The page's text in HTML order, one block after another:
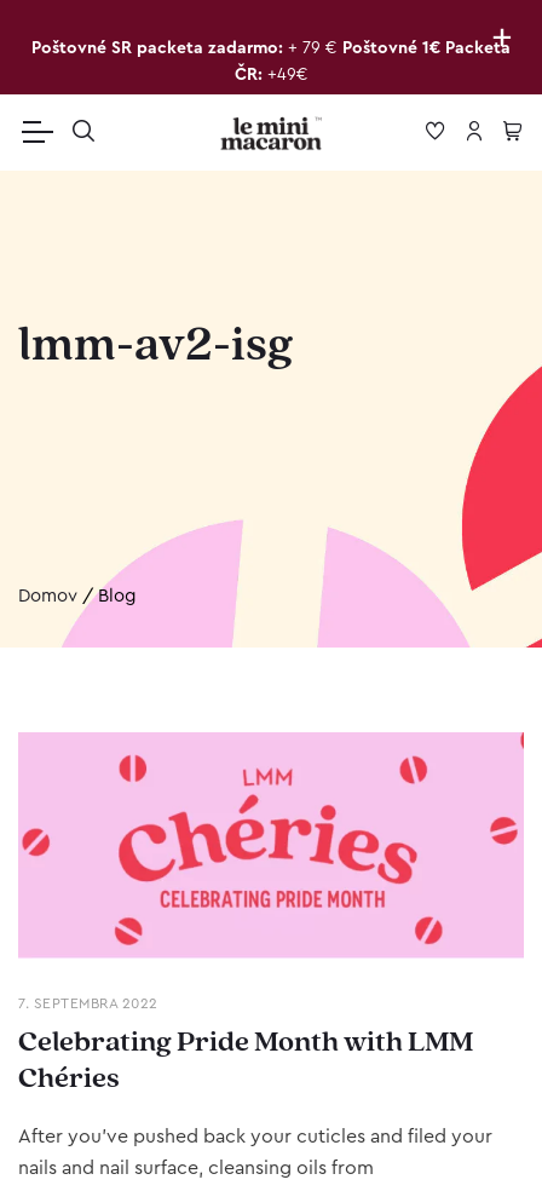
+
Poštovné SR packeta zadarmo: + 79 € Poštovné 1€ Packeta
ČR: +49€
lmm-av2-isg
Domov /Blog
7. SEPTEMBRA 2022
Celebrating Pride Month with LMM
Chéries
After you’ve pushed back your cuticles and filed your
nails and nail surface, cleansing oils from